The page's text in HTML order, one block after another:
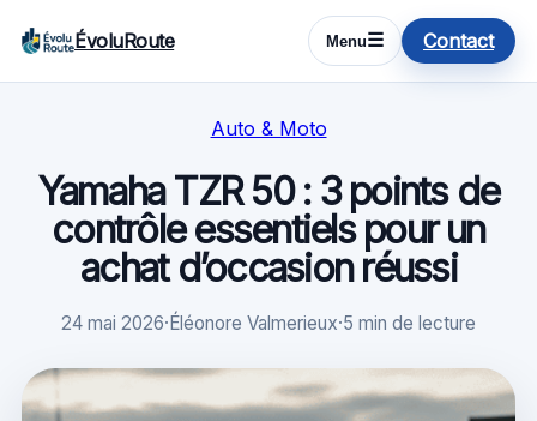
ÉvoluRoute Menu☰ Contact
Auto & Moto
Yamaha TZR 50 : 3 points de
contrôle essentiels pour un
achat d’occasion réussi
24 mai 2026·Éléonore Valmerieux·5 min de lecture